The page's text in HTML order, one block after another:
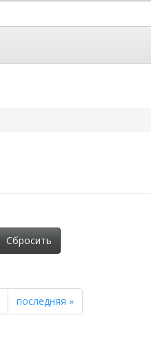
г. Барнаул,
Сбросить
последняя »